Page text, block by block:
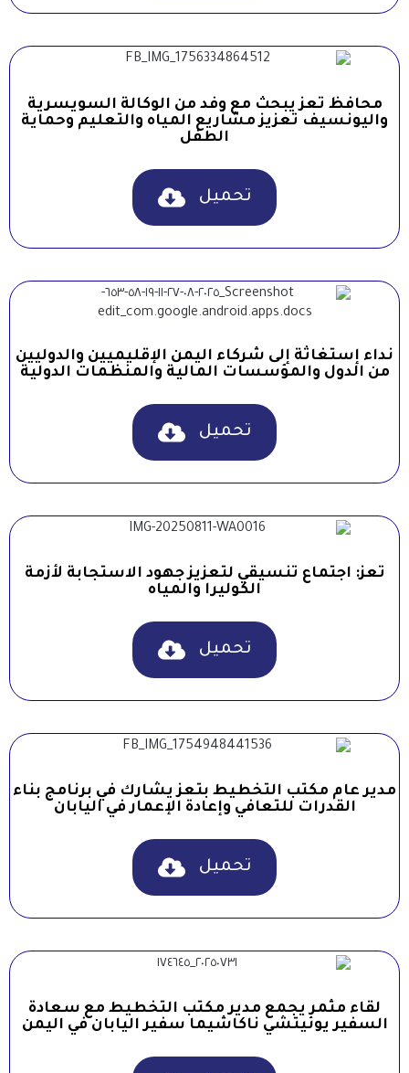
محافظ تعز يبحث مع وفد من الوكالة السويسرية
واليونسيف تعزيز مشاريع المياه والتعليم وحماية
الطفل
تحميل
نداء إستغاثة إلى شركاء اليمن الإقليميين والدوليين
من الدول والمؤسسات المالية والمنظمات الدولية
تحميل
تعز: اجتماع تنسيقي لتعزيز جهود الاستجابة لأزمة
الكوليرا والمياه
تحميل
مدير عام مكتب التخطيط بتعز يشارك في برنامج بناء
القدرات للتعافي وإعادة الإعمار في اليابان
تحميل
لقاء مثمر يجمع مدير مكتب التخطيط مع سعادة
السفير يوئيتشي ناكاشيما سفير اليابان في اليمن